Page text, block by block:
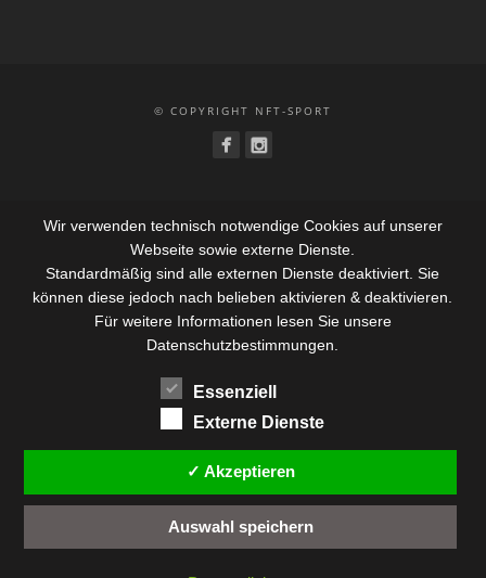
© COPYRIGHT NFT-SPORT
Wir verwenden technisch notwendige Cookies auf unserer
Webseite sowie externe Dienste.
Standardmäßig sind alle externen Dienste deaktiviert. Sie
können diese jedoch nach belieben aktivieren & deaktivieren.
Für weitere Informationen lesen Sie unsere
Datenschutzbestimmungen.
Essenziell
Externe Dienste
✓ Akzeptieren
Auswahl speichern